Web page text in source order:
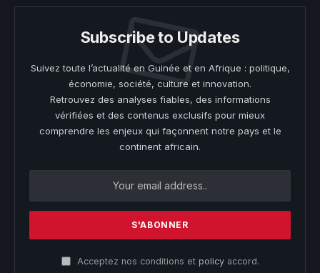
Subscribe to Updates
Suivez toute l’actualité en Guinée et en Afrique : politique,
économie, société, culture et innovation.
Retrouvez des analyses fiables, des informations
vérifiées et des contenus exclusifs pour mieux
comprendre les enjeux qui façonnent notre pays et le
continent africain.
Acceptez nos conditions et policyaccord.